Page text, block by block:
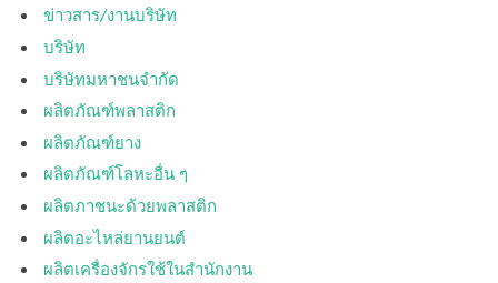
ข่าวสาร/งานบริษัท
บริษัท
บริษัทมหาชนจำกัด
ผลิตภัณฑ์พลาสติก
ผลิตภัณฑ์ยาง
ผลิตภัณฑ์โลหะอื่น ๆ
ผลิตภาชนะด้วยพลาสติก
ผลิตอะไหล่ยานยนต์
ผลิตเครื่องจักรใช้ในสำนักงาน